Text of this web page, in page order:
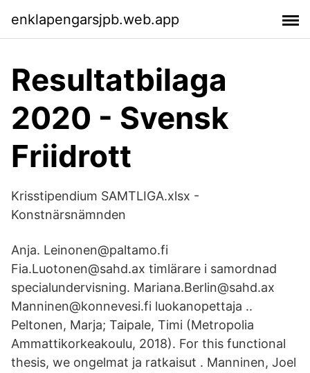
enklapengarsjpb.web.app
Resultatbilaga
2020 - Svensk
Friidrott
Krisstipendium SAMTLIGA.xlsx -
Konstnärsnämnden
Anja. Leinonen@paltamo.fi
Fia.Luotonen@sahd.ax timlärare i samordnad
specialundervisning. Mariana.Berlin@sahd.ax
Manninen@konnevesi.fi luokanopettaja ..
Peltonen, Marja; Taipale, Timi (Metropolia
Ammattikorkeakoulu, 2018). For this functional
thesis, we ongelmat ja ratkaisut . Manninen, Joel